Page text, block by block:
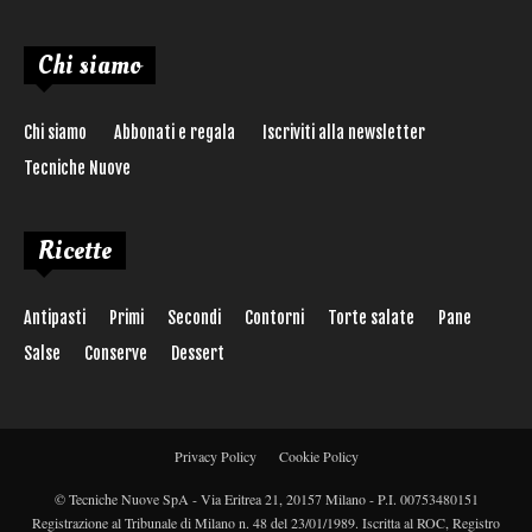
Chi siamo
Chi siamo Abbonati e regala
Iscriviti alla newsletter
Tecniche Nuove
Ricette
Antipasti Primi Secondi Contorni Torte salate
Pane
Salse
Conserve Dessert
Privacy Policy Cookie Policy
© Tecniche Nuove SpA - Via Eritrea 21, 20157 Milano - P.I. 00753480151
Registrazione al Tribunale di Milano n. 48 del 23/01/1989. Iscritta al ROC, Registro